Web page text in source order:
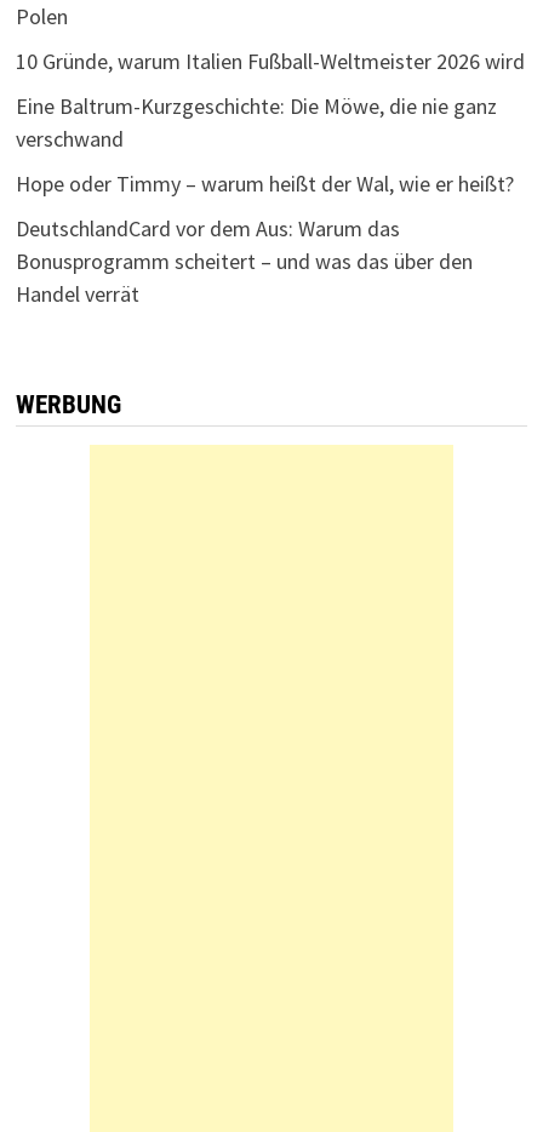
Polen
10 Gründe, warum Italien Fußball-Weltmeister 2026 wird
Eine Baltrum-Kurzgeschichte: Die Möwe, die nie ganz
verschwand
Hope oder Timmy – warum heißt der Wal, wie er heißt?
DeutschlandCard vor dem Aus: Warum das
Bonusprogramm scheitert – und was das über den
Handel verrät
WERBUNG